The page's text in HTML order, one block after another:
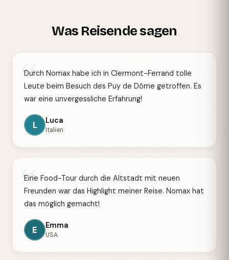
Was Reisende sagen
“
Durch Nomax habe ich in Clermont-Ferrand tolle
Leute beim Besuch des Puy de Dôme getroffen. Es
war eine unvergessliche Erfahrung!
L Luca
Italien
“
Eine Food-Tour durch die Altstadt mit neuen
Freunden war das Highlight meiner Reise. Nomax hat
das möglich gemacht!
E Emma
USA